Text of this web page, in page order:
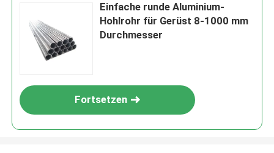
Einfache runde Aluminium-
Hohlrohr für Gerüst 8-1000 mm
Durchmesser
Fortsetzen